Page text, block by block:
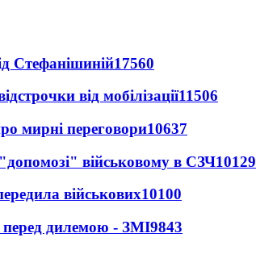
Стефанішиній17560
від мобілізації11506
мирні переговори10637
військовому в СЗЧ10129
військових10100
перед дилемою - ЗМІ9843